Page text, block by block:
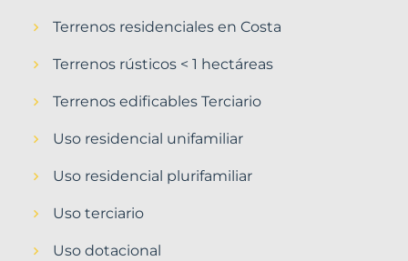
Terrenos residenciales en Costa
Terrenos rústicos < 1 hectáreas
Terrenos edificables Terciario
Uso residencial unifamiliar
Uso residencial plurifamiliar
Uso terciario
Uso dotacional